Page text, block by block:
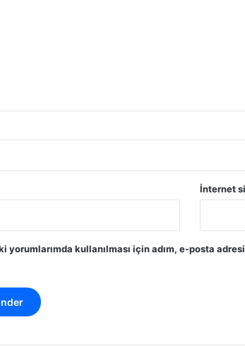
İnternet
yorumlarımda kullanılması için adım, e-posta